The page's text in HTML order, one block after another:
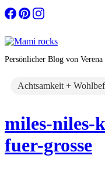
Zum
Inhalt
Persönlicher Blog von
Achtsamkeit +
miles-niles-
fuer-grosse